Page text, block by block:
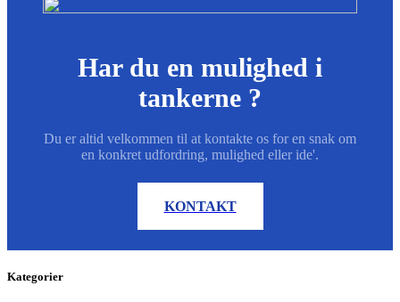
Har du en mulighed i
tankerne ?
Du er altid velkommen til at kontakte os for en snak om
en konkret udfordring, mulighed eller ide'.
KONTAKT
Kategorier